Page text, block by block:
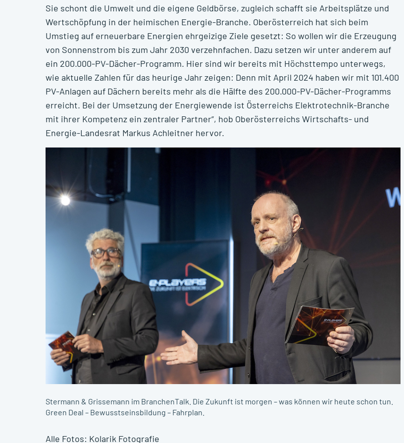
Sie schont die Umwelt und die eigene Geldbörse, zugleich schafft sie Arbeitsplätze und
Wertschöpfung in der heimischen Energie-Branche. Oberösterreich hat sich beim
Umstieg auf erneuerbare Energien ehrgeizige Ziele gesetzt: So wollen wir die Erzeugung
von Sonnenstrom bis zum Jahr 2030 verzehnfachen. Dazu setzen wir unter anderem auf
ein 200.000-PV-Dächer-Programm. Hier sind wir bereits mit Höchsttempo unterwegs,
wie aktuelle Zahlen für das heurige Jahr zeigen: Denn mit April 2024 haben wir mit 101.400
PV-Anlagen auf Dächern bereits mehr als die Hälfte des 200.000-PV-Dächer-Programms
erreicht. Bei der Umsetzung der Energiewende ist Österreichs Elektrotechnik-Branche
mit ihrer Kompetenz ein zentraler Partner“, hob Oberösterreichs Wirtschafts- und
Energie-Landesrat Markus Achleitner hervor.
Stermann & Grissemann im BranchenTalk. Die Zukunft ist morgen – was können wir heute schon tun.
Green Deal – Bewusstseinsbildung – Fahrplan.
Alle Fotos: Kolarik Fotografie